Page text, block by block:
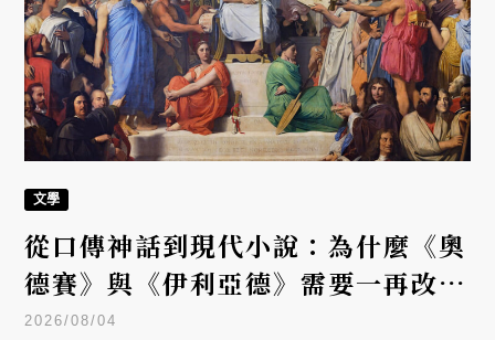
文學
從口傳神話到現代小說：為什麼《奧
德賽》與《伊利亞德》需要一再改
寫？
2026/08/04